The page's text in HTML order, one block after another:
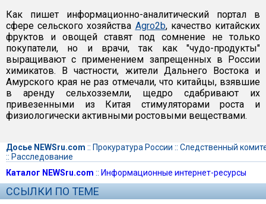
Как пишет информационно-аналитический портал в
сфере сельского хозяйства Agro2b, качество китайских
фруктов и овощей ставят под сомнение не только
покупатели, но и врачи, так как "чудо-продукты"
выращивают с применением запрещенных в России
химикатов. В частности, жители Дальнего Востока и
Амурского края не раз отмечали, что китайцы, взявшие
в аренду сельхозземли, щедро сдабривают их
привезенными из Китая стимуляторами роста и
физиологически активными ростовыми веществами.
Досье NEWSru.com :: Прокуратура России :: Следственный
:: Расследование
Каталог NEWSru.com :: Информационные интернет-ресурсы
ССЫЛКИ ПО ТЕМЕ